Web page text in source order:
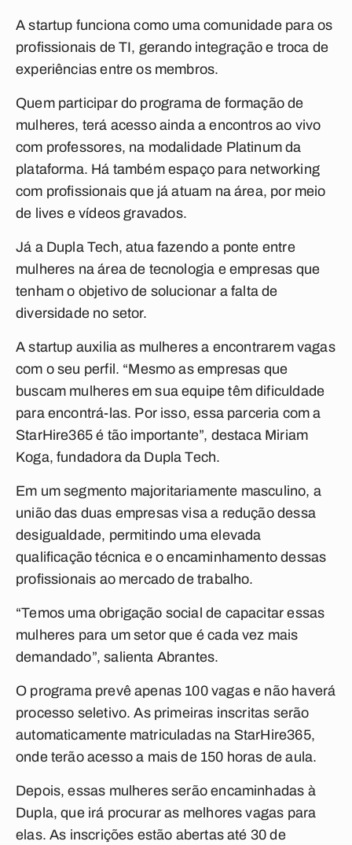
A startup funciona como uma comunidade para os
profissionais de TI, gerando integração e troca de
experiências entre os membros.
Quem participar do programa de formação de
mulheres, terá acesso ainda a encontros ao vivo
com professores, na modalidade Platinum da
plataforma. Há também espaço para networking
com profissionais que já atuam na área, por meio
de lives e vídeos gravados.
Já a Dupla Tech, atua fazendo a ponte entre
mulheres na área de tecnologia e empresas que
tenham o objetivo de solucionar a falta de
diversidade no setor.
A startup auxilia as mulheres a encontrarem vagas
com o seu perfil. “Mesmo as empresas que
buscam mulheres em sua equipe têm dificuldade
para encontrá-las. Por isso, essa parceria com a
StarHire365 é tão importante”, destaca Miriam
Koga, fundadora da Dupla Tech.
Em um segmento majoritariamente masculino, a
união das duas empresas visa a redução dessa
desigualdade, permitindo uma elevada
qualificação técnica e o encaminhamento dessas
profissionais ao mercado de trabalho.
“Temos uma obrigação social de capacitar essas
mulheres para um setor que é cada vez mais
demandado”, salienta Abrantes.
O programa prevê apenas 100 vagas e não haverá
processo seletivo. As primeiras inscritas serão
automaticamente matriculadas na StarHire365,
onde terão acesso a mais de 150 horas de aula.
Depois, essas mulheres serão encaminhadas à
Dupla, que irá procurar as melhores vagas para
elas. As inscrições estão abertas até 30 de